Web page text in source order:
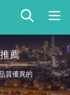
薦
質優異的